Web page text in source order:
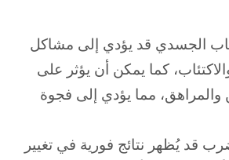
الجسدي قد يؤدي إلى مشاكل
كما يمكن أن يؤثر على
والمراهق، مما يؤدي إلى فجوة
قد يُظهر نتائج فورية في تغيير